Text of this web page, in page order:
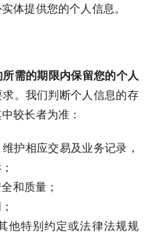
体提供您的个人信息。
需的期限内保留您的个人
。我们判断个人信息的存
较长者为准：
护相应交易及业务记录，
和质量；
他特别约定或法律法规规